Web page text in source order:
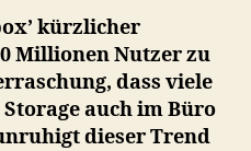
Mitarbeiter
Dropbox
im
Büro
kürzlicher
Millionen Nutzer zu
dass viele
auch im Büro
dieser Trend